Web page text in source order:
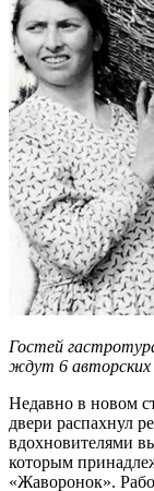
Гостей
ждут 6 авторских
Недавно в новом
двери распахнул
вдохновителями
которым
«Жаворонок».